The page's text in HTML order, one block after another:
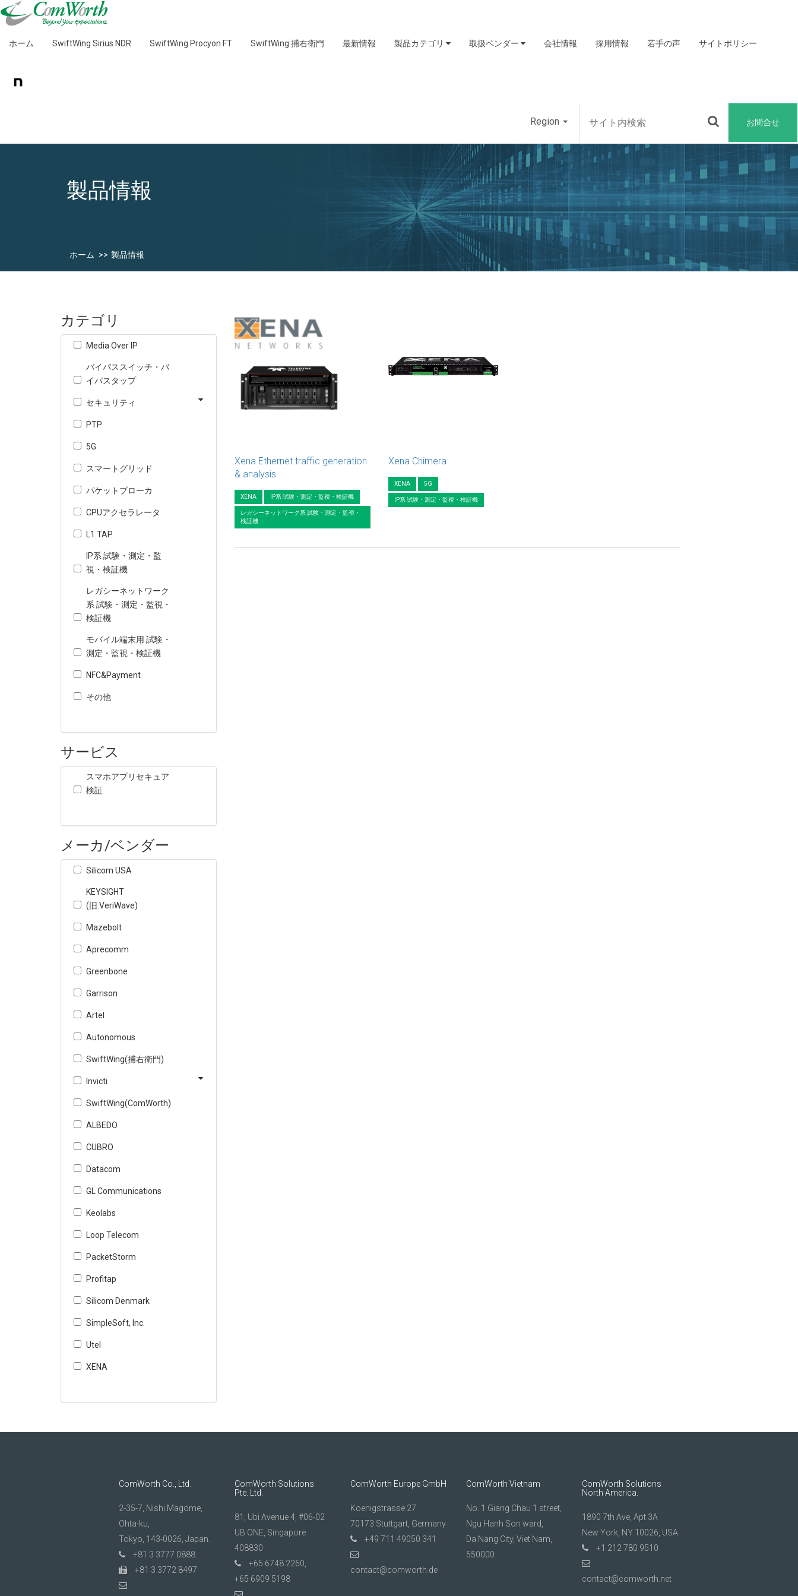
ホーム SwiftWing Sirius NDR SwiftWing Procyon FT SwiftWing 捕右衛門 最新情報 製品カテゴリ 取扱ベンダー 会社情報 採用情報 若手の声 サイトポリシー
Region お問合せ
製品情報
ホーム 製品情報
カテゴリ
Media Over IP
バイパススイッチ・バ
イパスタップ
セキュリティ
PTP
5G
スマートグリッド
パケットブローカ
CPUアクセラレータ
L1 TAP
IP系 試験・測定・監
視・検証機
レガシーネットワーク
系 試験・測定・監視・
検証機
モバイル端末用 試験・
測定・監視・検証機
NFC&Payment
その他
サービス
スマホアプリセキュア
検証
メーカ/ベンダー
Silicom USA
KEYSIGHT
(旧:VeriWave)
Mazebolt
Aprecomm
Greenbone
Garrison
Artel
Autonomous
SwiftWing(捕右衛門)
Invicti
SwiftWing(ComWorth)
ALBEDO
CUBRO
Datacom
GL Communications
Keolabs
Loop Telecom
PacketStorm
Profitap
Silicom Denmark
SimpleSoft, Inc.
Utel
XENA
Xena Ethernet traffic generation
& analysis
XENA IP系 試験・測定・監視・検証機
レガシーネットワーク系 試験・測定・監視・
検証機
Xena Chimera
XENA 5G
IP系 試験・測定・監視・検証機
ComWorth Co., Ltd.
2-35-7, Nishi Magome,
Ohta-ku,
Tokyo, 143-0026, Japan.
+81 3 3777 0888
+81 3 3772 8497
ComWorth Solutions
Pte. Ltd.
81, Ubi Avenue 4, #06-02
UB ONE, Singapore
408830
+65 6748 2260,
+65 6909 5198
ComWorth Europe GmbH
Koenigstrasse 27
70173 Stuttgart, Germany
+49 711 49050 341
contact@comworth.de
ComWorth Vietnam
No. 1 Giang Chau 1 street,
Ngu Hanh Son ward,
Da Nang City, Viet Nam,
550000
ComWorth Solutions
North America.
1890 7th Ave, Apt 3A
New York, NY 10026, USA
+1 212 780 9510
contact@comworth.net